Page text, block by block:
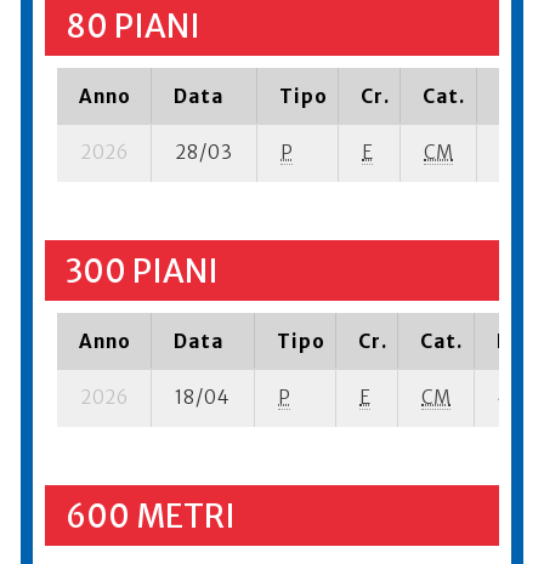
80 PIANI
Anno Data Tipo Cr. Cat.
2026 28/03 P E CM
300 PIANI
Anno Data Tipo Cr. Cat.
2026 18/04 P E CM 4
600 METRI